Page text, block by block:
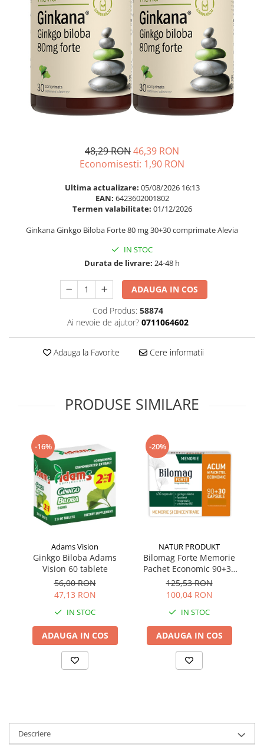
Omega 3
Par si unghii
Probiotice si prebiotice
Prostata
Sanatate urinara
Sistemul respirator
Somn stres si anxietate
Supliment Complexe
Supliment Vitamina B
Supliment Vitamina E
Tincturi si Gemoderivate
Tuse gat si respiratie
Ingrijire par
Balsam masca si tratament
Produse cu SPF Pentru Fata
Repelenti insecte
48,29 RON46,39 RON
Economisesti: 1,90 RON
Ultima actualizare: 05/08/2026 16:13
EAN: 6423602001802
Termen valabilitate: 01/12/2026
Ginkana Ginkgo Biloba Forte 80 mg 30+30 comprimate Alevia
IN STOC
Durata de livrare: 24-48 h
ADAUGA IN COS
Cod Produs: 58874
Ai nevoie de ajutor? 0711064602
Adauga la Favorite Cere informatii
PRODUSE SIMILARE
-16%
Adams Vision
Ginkgo Biloba Adams
Vision 60 tablete
56,00 RON
47,13 RON
IN STOC
ADAUGA IN COS
-20%
NATUR PRODUKT
Bilomag Forte Memorie
Pachet Economic 90+30
capsule NATUR PRODUKT
125,53 RON
100,04 RON
IN STOC
ADAUGA IN COS
Descriere